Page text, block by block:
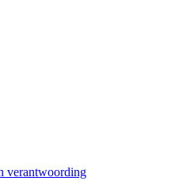
verantwoording